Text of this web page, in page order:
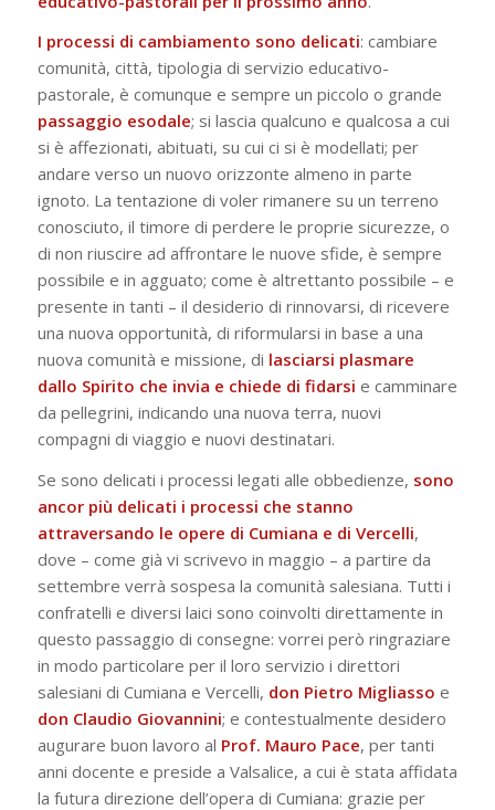
I processi di cambiamento sono delicati: cambiare
comunità, città, tipologia di servizio educativo-
pastorale, è comunque e sempre un piccolo o grande
passaggio esodale; si lascia qualcuno e qualcosa a cui
si è affezionati, abituati, su cui ci si è modellati; per
andare verso un nuovo orizzonte almeno in parte
ignoto. La tentazione di voler rimanere su un terreno
conosciuto, il timore di perdere le proprie sicurezze, o
di non riuscire ad affrontare le nuove sfide, è sempre
possibile e in agguato; come è altrettanto possibile – e
presente in tanti – il desiderio di rinnovarsi, di ricevere
una nuova opportunità, di riformularsi in base a una
nuova comunità e missione, di lasciarsi plasmare
dallo Spirito che invia e chiede di fidarsi e camminare
da pellegrini, indicando una nuova terra, nuovi
compagni di viaggio e nuovi destinatari.
Se sono delicati i processi legati alle obbedienze, sono
ancor più delicati i processi che stanno
attraversando le opere di Cumiana e di Vercelli,
dove – come già vi scrivevo in maggio – a partire da
settembre verrà sospesa la comunità salesiana. Tutti i
confratelli e diversi laici sono coinvolti direttamente in
questo passaggio di consegne: vorrei però ringraziare
in modo particolare per il loro servizio i direttori
salesiani di Cumiana e Vercelli, don Pietro Migliasso e
don Claudio Giovannini; e contestualmente desidero
augurare buon lavoro al Prof. Mauro Pace, per tanti
anni docente e preside a Valsalice, a cui è stata affidata
la futura direzione dell’opera di Cumiana: grazie per